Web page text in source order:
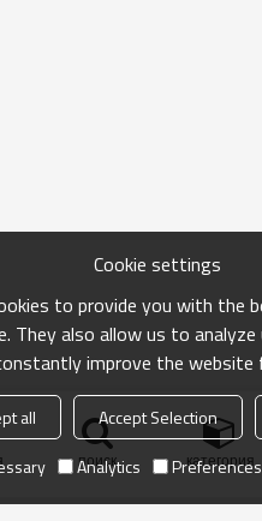
поиск категория
Cookie settings
to provide you with the
They also allow us to analyze
improve the website
all Accept Selection
Analytics Preferences